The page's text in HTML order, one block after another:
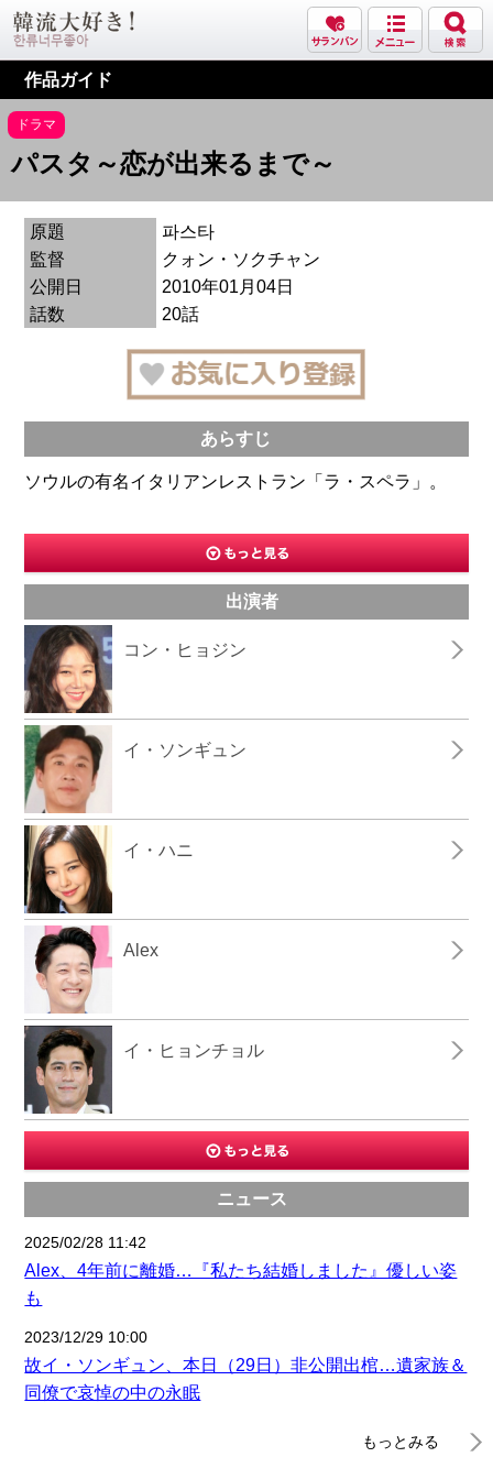
作品ガイド
ドラマ
パスタ～恋が出来るまで～
原題
파스타
監督
クォン・ソクチャン
公開日
2010年01月04日
話数
20話
あらすじ
ソウルの有名イタリアンレストラン「ラ・スペラ」。
出演者
コン・ヒョジン
イ・ソンギュン
イ・ハニ
Alex
イ・ヒョンチョル
ニュース
2025/02/28 11:42
Alex、4年前に離婚…『私たち結婚しました』優しい姿
も
2023/12/29 10:00
故イ・ソンギュン、本日（29日）非公開出棺…遺家族＆
同僚で哀悼の中の永眠
もっとみる